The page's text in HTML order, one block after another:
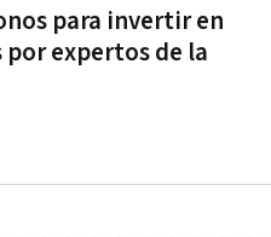
para invertir en
expertos de la